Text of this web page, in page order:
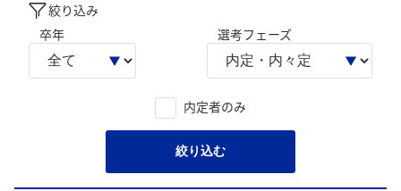
絞り込み
卒年
選考フェーズ
内定者のみ
絞り込む